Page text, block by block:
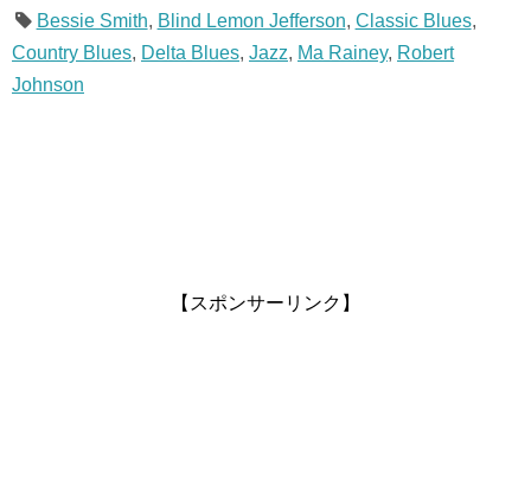
Bessie Smith, Blind Lemon Jefferson, Classic Blues,
Country Blues, Delta Blues, Jazz, Ma Rainey, Robert
Johnson
【スポンサーリンク】